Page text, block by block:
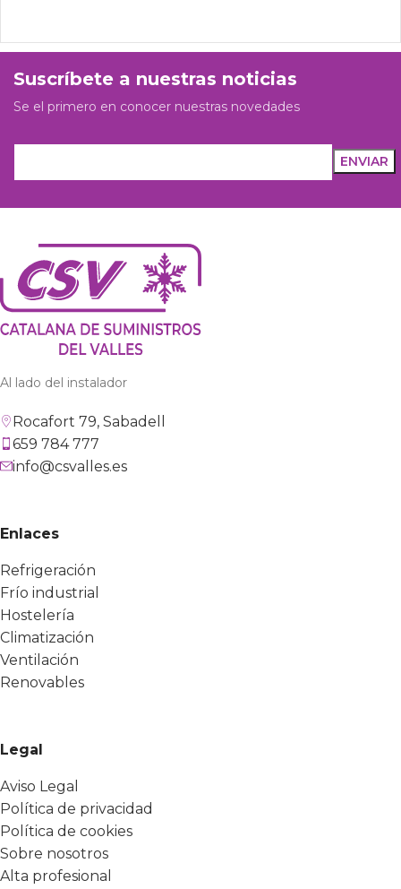
Suscríbete a nuestras noticias
Se el primero en conocer nuestras novedades
Al lado del instalador
Rocafort 79, Sabadell
659 784 777
info@csvalles.es
Enlaces
Refrigeración
Frío industrial
Hostelería
Climatización
Ventilación
Renovables
Legal
Aviso Legal
Política de privacidad
Política de cookies
Sobre nosotros
Alta profesional